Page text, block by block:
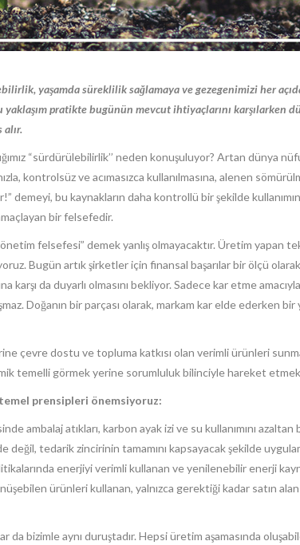
yaşamda süreklilik sağlamaya ve gezegenimizi her
pratikte bugünün mevcut ihtiyaçlarını karşılarken
“sürdürülebilirlik’’ neden konuşuluyor? Artan dünya
kontrolsüz ve acımasızca kullanılmasına, alenen
bu kaynakların daha kontrollü bir şekilde
bir felsefedir.
felsefesi” demek yanlış olmayacaktır. Üretim yapan
Bugün artık şirketler için finansal başarılar bir ölçü
da duyarlı olmasını bekliyor. Sadece kar etme amacıyla
Doğanın bir parçası olarak, markam kar elde ederken bir
çevre dostu ve topluma katkısı olan verimli ürünleri
temelli görmek yerine sorumluluk bilinciyle hareket
prensipleri önemsiyoruz:
ambalaj atıkları, karbon ayak izi ve su kullanımını azaltan
tedarik zincirinin tamamını kapsayacak şekilde
enerjiyi verimli kullanan ve yenilenebilir enerji
ürünleri kullanan, yalnızca gerektiği kadar satın
bizimle aynı duruştadır. Hepsi üretim aşamasında